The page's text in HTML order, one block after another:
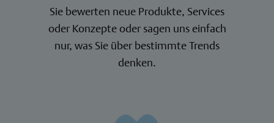
Sie bewerten neue Produkte, Services
oder Konzepte oder sagen uns einfach
nur, was Sie über bestimmte Trends
denken.